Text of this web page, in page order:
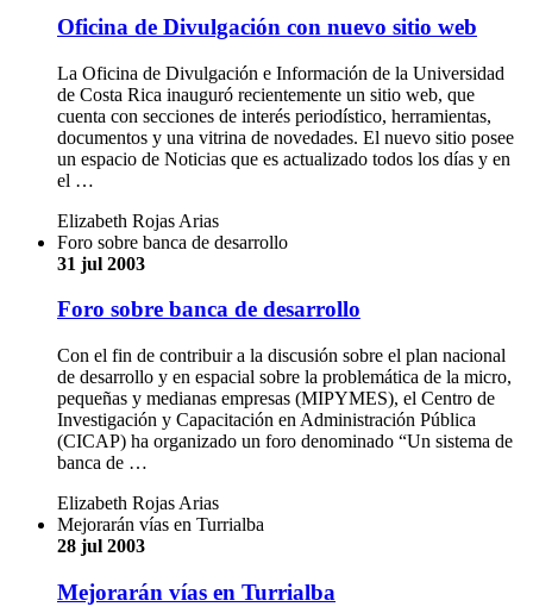
Oficina de Divulgación con nuevo sitio web
La Oficina de Divulgación e Información de la Universidad
de Costa Rica inauguró recientemente un sitio web, que
cuenta con secciones de interés periodístico, herramientas,
documentos y una vitrina de novedades. El nuevo sitio posee
un espacio de Noticias que es actualizado todos los días y en
el …
Elizabeth Rojas Arias
Foro sobre banca de desarrollo
31 jul 2003
Foro sobre banca de desarrollo
Con el fin de contribuir a la discusión sobre el plan nacional
de desarrollo y en espacial sobre la problemática de la micro,
pequeñas y medianas empresas (MIPYMES), el Centro de
Investigación y Capacitación en Administración Pública
(CICAP) ha organizado un foro denominado “Un sistema de
banca de …
Elizabeth Rojas Arias
Mejorarán vías en Turrialba
28 jul 2003
Mejorarán vías en Turrialba